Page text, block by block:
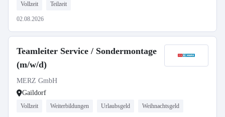
Vollzeit Teilzeit
02.08.2026
Teamleiter Service / Sondermontage
(m/w/d)
MERZ GmbH
Gaildorf
Vollzeit Weiterbildungen Urlaubsgeld Weihnachtsgeld